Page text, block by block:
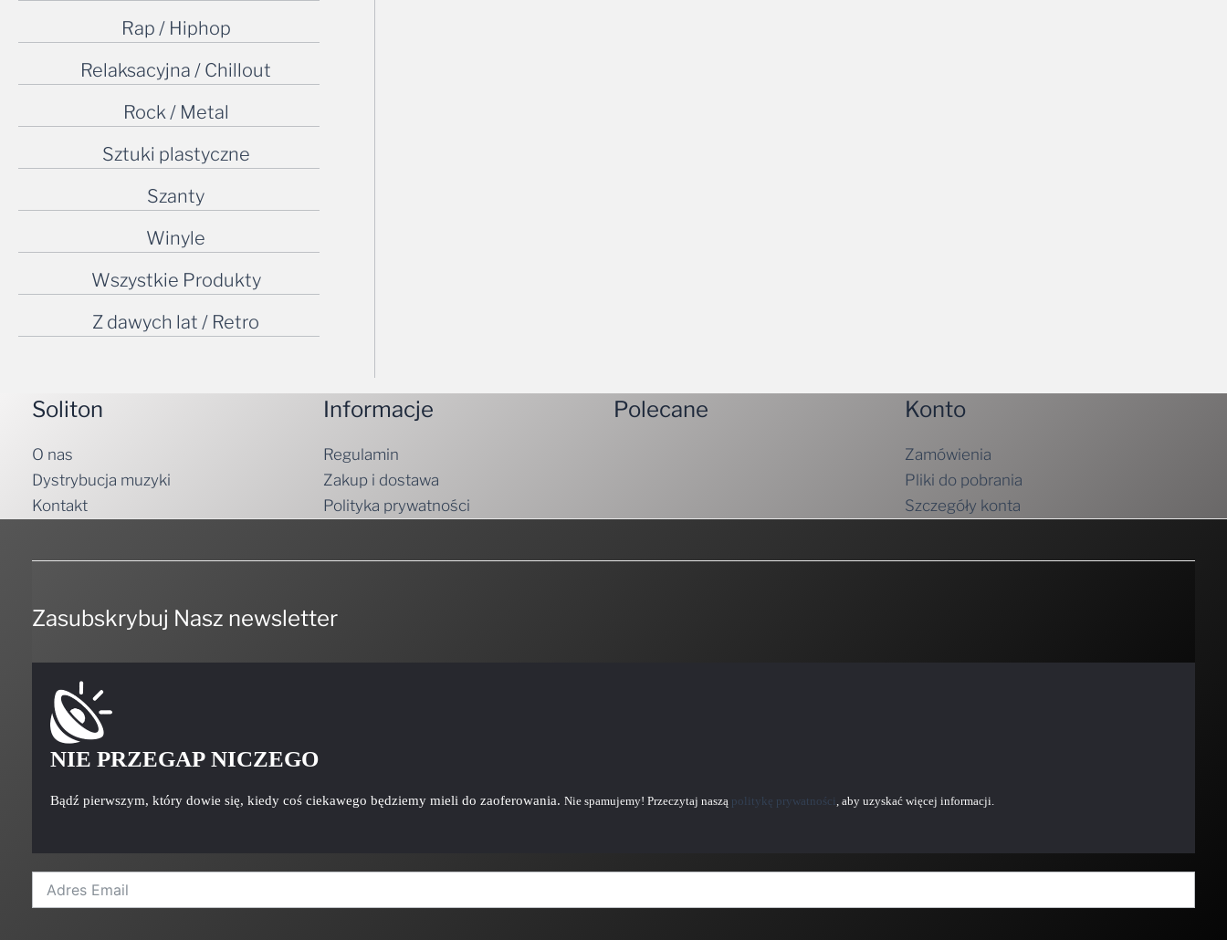
Rap / Hiphop
Relaksacyjna / Chillout
Rock / Metal
Sztuki plastyczne
Szanty
Winyle
Wszystkie Produkty
Z dawych lat / Retro
Soliton
O nas
Dystrybucja muzyki
Kontakt
Informacje
Regulamin
Zakup i dostawa
Polityka prywatności
Polecane Konto
Zamówienia
Pliki do pobrania
Szczegóły konta
Zasubskrybuj Nasz newsletter
NIE PRZEGAP NICZEGO
Bądź pierwszym, który dowie się, kiedy coś ciekawego będziemy mieli do zaoferowania. Nie spamujemy! Przeczytaj naszą politykę prywatności, aby uzyskać więcej informacji.